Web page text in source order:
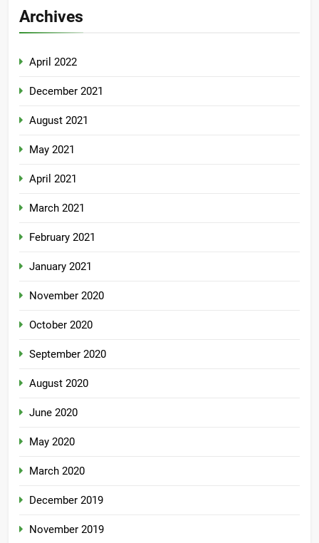
Archives
April 2022
December 2021
August 2021
May 2021
April 2021
March 2021
February 2021
January 2021
November 2020
October 2020
September 2020
August 2020
June 2020
May 2020
March 2020
December 2019
November 2019